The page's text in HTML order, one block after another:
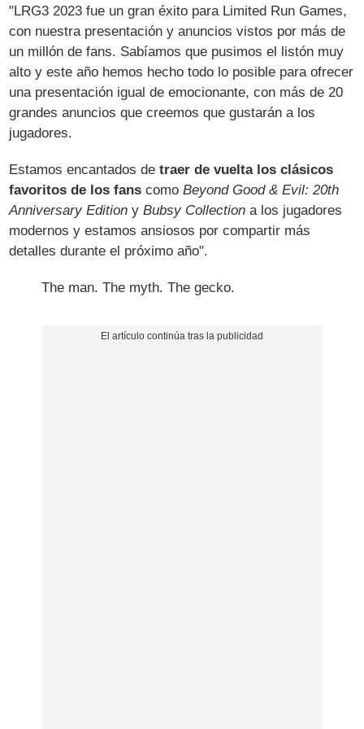
"LRG3 2023 fue un gran éxito para Limited Run Games,
con nuestra presentación y anuncios vistos por más de
un millón de fans. Sabíamos que pusimos el listón muy
alto y este año hemos hecho todo lo posible para ofrecer
una presentación igual de emocionante, con más de 20
grandes anuncios que creemos que gustarán a los
jugadores.
Estamos encantados detraer de vuelta los clásicos
favoritos de los fans comoBeyond Good & Evil: 20th
Anniversary Edition yBubsy Collection a los jugadores
modernos y estamos ansiosos por compartir más
detalles durante el próximo año".
The man. The myth. The gecko.